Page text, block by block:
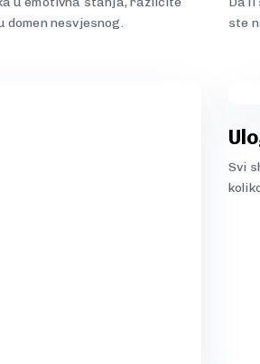
nesvjesnog.
ste
Svi